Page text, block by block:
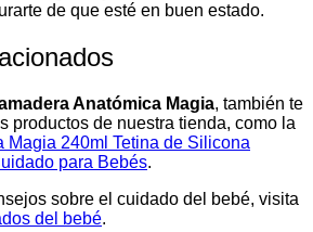
de que esté en buen estado.
Anatómica Magia, también te
productos de nuestra tienda, como la
Magia 240ml Tetina de Silicona
para Bebés.
sobre el cuidado del bebé, visita
del bebé.